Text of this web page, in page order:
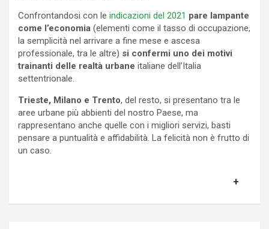
Confrontandosi con le indicazioni del 2021 pare lampante
come l’economia (elementi come il tasso di occupazione,
la semplicità nel arrivare a fine mese e ascesa
professionale, tra le altre) si confermi uno dei motivi
trainanti delle realtà urbane italiane dell’Italia
settentrionale.
Trieste, Milano e Trento, del resto, si presentano tra le
aree urbane più abbienti del nostro Paese, ma
rappresentano anche quelle con i migliori servizi, basti
pensare a puntualità e affidabilità. La felicità non è frutto di
un caso.